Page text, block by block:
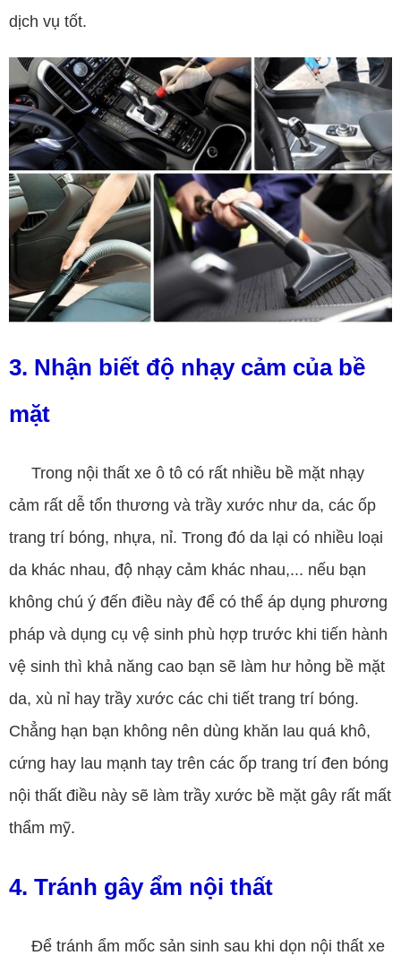
dịch vụ tốt.
3. Nhận biết độ nhạy cảm của bề
mặt
Trong nội thất xe ô tô có rất nhiều bề mặt nhạy
cảm rất dễ tổn thương và trầy xước như da, các ốp
trang trí bóng, nhựa, nỉ. Trong đó da lại có nhiều loại
da khác nhau, độ nhạy cảm khác nhau,... nếu bạn
không chú ý đến điều này để có thể áp dụng phương
pháp và dụng cụ vệ sinh phù hợp trước khi tiến hành
vệ sinh thì khả năng cao bạn sẽ làm hư hỏng bề mặt
da, xù nỉ hay trầy xước các chi tiết trang trí bóng.
Chẳng hạn bạn không nên dùng khăn lau quá khô,
cứng hay lau mạnh tay trên các ốp trang trí đen bóng
nội thất điều này sẽ làm trầy xước bề mặt gây rất mất
thẩm mỹ.
4. Tránh gây ẩm nội thất
Để tránh ẩm mốc sản sinh sau khi dọn nội thất xe